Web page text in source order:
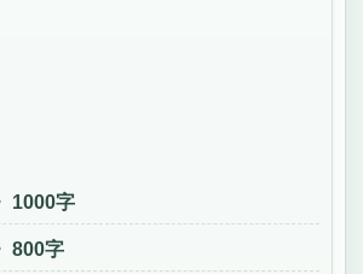
1000字
800字